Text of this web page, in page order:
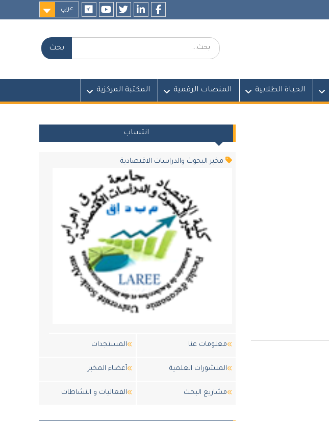
عربي
بحث:
الحيـاة الطلابية المنصات الرقمية المكتبة المركزية
انتساب
مخبر البحوث والدراسات الاقتصادية
معلومات عنا المستجدات
المنشورات العلمية أعضاء المخبر
مشاريع البحث الفعاليات و النشاطات